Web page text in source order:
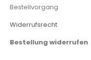
Bestellvorgang
Widerrufsrecht
Bestellung widerrufen